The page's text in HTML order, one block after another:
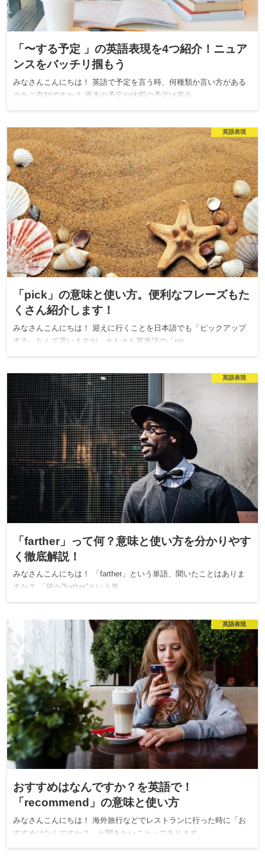
「〜する予定 」の英語表現を4つ紹介！ニュア
ンスをバッチリ掴もう
みなさんこんにちは！ 英語で予定を言う時、何種類か言い方がある
のをご存知ですか？ 週末の予定や休暇の予定は英会…
英語表現
「pick」の意味と使い方。便利なフレーズもた
くさん紹介します！
みなさんこんにちは！ 迎えに行くことを日本語でも「ピックアップ
する」なんて言いますが、そもそも英単語の「pic…
英語表現
「farther」って何？意味と使い方を分かりやす
く徹底解説！
みなさんこんにちは！ 「farther」という単語、聞いたことはありま
すか？ 「確か”further”という単…
英語表現
おすすめはなんですか？を英語で！
「recommend」の意味と使い方
みなさんこんにちは！ 海外旅行などでレストランに行った時に「お
すすめはなんですか？」と聞きたいことってあります…